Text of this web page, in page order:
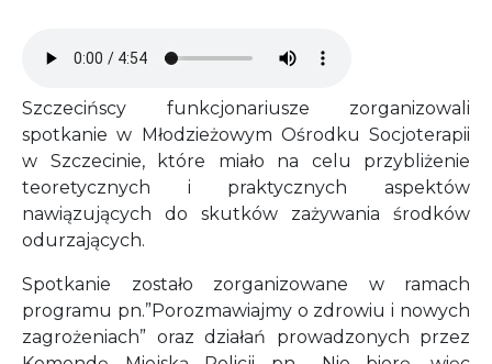
Szczecińscy funkcjonariusze zorganizowali
spotkanie w Młodzieżowym Ośrodku Socjoterapii
w Szczecinie, które miało na celu przybliżenie
teoretycznych i praktycznych aspektów
nawiązujących do skutków zażywania środków
odurzających.
Spotkanie zostało zorganizowane w ramach
programu pn.”Porozmawiajmy o zdrowiu i nowych
zagrożeniach” oraz działań prowadzonych przez